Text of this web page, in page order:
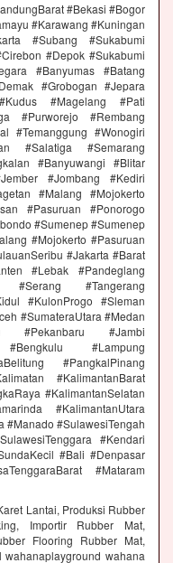
#Bekasi #Bogor
#Karawang #Kuningan
#Subang #Sukabumi
#Depok #Sukabumi
#Banyumas #Batang
#Grobogan #Jepara
#Magelang #Pati
#Purworejo #Rembang
#Temanggung #Wonogiri
#Salatiga #Semarang
#Banyuwangi #Blitar
#Jombang #Kediri
#Malang #Mojokerto
#Pasuruan #Ponorogo
#Sumenep #Sumenep
#Mojokerto #Pasuruan
#Jakarta #Barat
#Lebak #Pandeglang
#Tangerang
#KulonProgo #Sleman
#SumateraUtara #Medan
#Pekanbaru #Jambi
#Lampung
#PangkalPinang
#KalimantanBarat
#KalimantanSelatan
#KalimantanUtara
#Manado #SulawesiTengah
#Kendari
#Bali #Denpasar
#Mataram
Lantai, Produksi Rubber
Importir Rubber Mat,
Flooring Rubber Mat,
wahana